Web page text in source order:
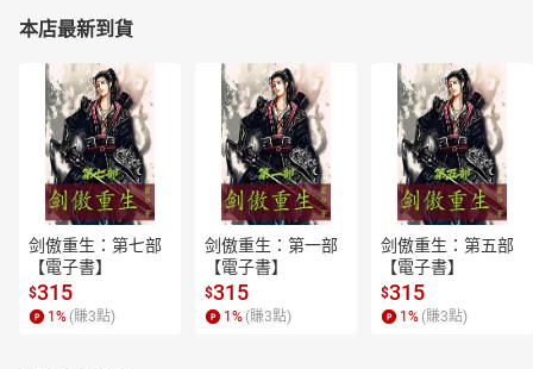
本店最新到貨
剑傲重生：第七部
【電子書】
$315
1 % (賺3點)
剑傲重生：第一部
【電子書】
$315
1 % (賺3點)
剑傲重生：第五部
【電子書】
$315
1 % (賺3點)